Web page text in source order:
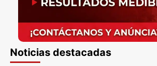
Noticias destacadas